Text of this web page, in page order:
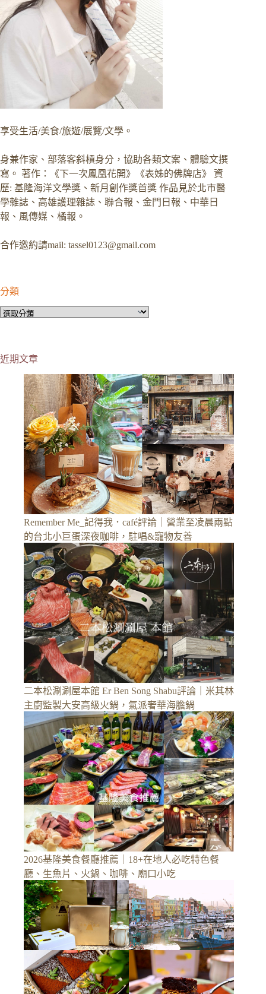
享受生活/美食/旅遊/展覽/文學。
身兼作家、部落客斜槓身分，協助各類文案、體驗文撰
寫。 著作：《下一次鳳凰花開》《表姊的佛牌店》 資
歷: 基隆海洋文學獎、新月創作獎首獎 作品見於北市醫
學雜誌、高雄護理雜誌、聯合報、金門日報、中華日
報、風傳媒、橘報。
合作邀約請mail: tassel0123@gmail.com
分類
分
近期文章
Remember Me_記得我．café評論｜營業至凌晨兩點
的台北小巨蛋深夜咖啡，駐唱&寵物友善
二本松涮涮屋本館 Er Ben Song Shabu評論｜米其林
主廚監製大安高級火鍋，氣派奢華海膽鍋
2026基隆美食餐廳推薦｜18+在地人必吃特色餐
廳、生魚片、火鍋、咖啡、廟口小吃